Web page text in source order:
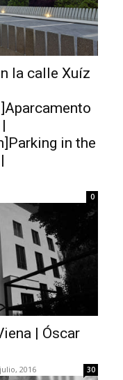
la calle Xuíz
in the
0
| Óscar
2016 30